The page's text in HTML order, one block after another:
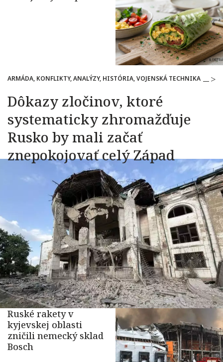
ARMÁDA, KONFLIKTY, ANALÝZY, HISTÓRIA, VOJENSKÁ TECHNIKA